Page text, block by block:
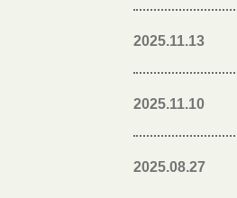
2025.11.13
2025.11.10
2025.08.27